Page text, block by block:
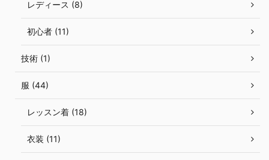
レディース (8)
初心者 (11)
技術 (1)
服 (44)
レッスン着 (18)
衣装 (11)